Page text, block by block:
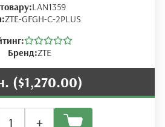
LAN1359
ZTE-GFGH-C-2PLUS
Бренд:ZTE
($1,270.00)
+